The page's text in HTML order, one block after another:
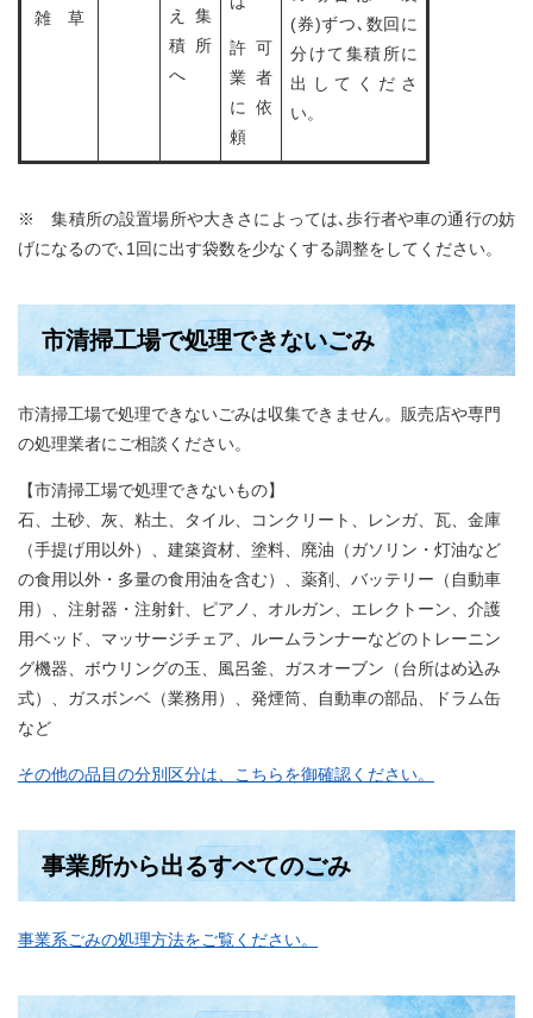
雑 草
え集
積所
へ
許可
業者
に依
頼
(券)ずつ､数回に
分けて集積所に
出してくださ
い。
※ 集積所の設置場所や大きさによっては､歩行者や車の通行の妨
げになるので､1回に出す袋数を少なくする調整をしてください。
市清掃工場で処理できないごみ
市清掃工場で処理できないごみは収集できません。販売店や専門
の処理業者にご相談ください。
【市清掃工場で処理できないもの】
石、土砂、灰、粘土、タイル、コンクリート、レンガ、瓦、金庫
（手提げ用以外）、建築資材、塗料、廃油（ガソリン・灯油など
の食用以外・多量の食用油を含む）、薬剤、バッテリー（自動車
用）、注射器・注射針、ピアノ、オルガン、エレクトーン、介護
用ベッド、マッサージチェア、ルームランナーなどのトレーニン
グ機器、ボウリングの玉、風呂釜、ガスオーブン（台所はめ込み
式）、ガスボンベ（業務用）、発煙筒、自動車の部品、ドラム缶
など
その他の品目の分別区分は、こちらを御確認ください。
事業所から出るすべてのごみ
事業系ごみの処理方法をご覧ください。